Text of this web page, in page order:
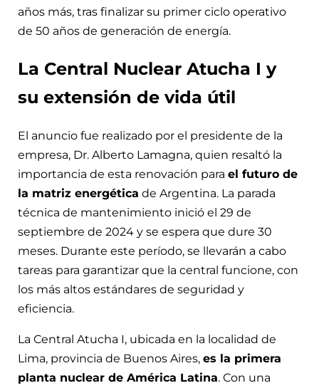
años más, tras finalizar su primer ciclo operativo
de 50 años de generación de energía.
La Central Nuclear Atucha I y
su extensión de vida útil
El anuncio fue realizado por el presidente de la
empresa, Dr. Alberto Lamagna, quien resaltó la
importancia de esta renovación para el futuro de
la matriz energética de Argentina. La parada
técnica de mantenimiento inició el 29 de
septiembre de 2024 y se espera que dure 30
meses. Durante este período, se llevarán a cabo
tareas para garantizar que la central funcione, con
los más altos estándares de seguridad y
eficiencia.
La Central Atucha I, ubicada en la localidad de
Lima, provincia de Buenos Aires, es la primera
planta nuclear de América Latina. Con una